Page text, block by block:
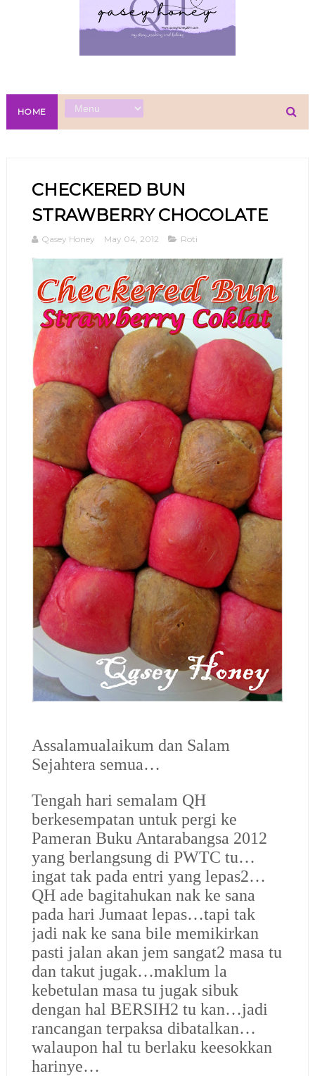
HOME
CHECKERED BUN
STRAWBERRY CHOCOLATE
Qasey Honey May 04, 2012 Roti
Assalamualaikum dan Salam
Sejahtera semua…
Tengah hari semalam QH
berkesempatan untuk pergi ke
Pameran Buku Antarabangsa 2012
yang berlangsung di PWTC tu…
ingat tak pada entri yang lepas2…
QH ade bagitahukan nak ke sana
pada hari Jumaat lepas…tapi tak
jadi nak ke sana bile memikirkan
pasti jalan akan jem sangat2 masa tu
dan takut jugak…maklum la
kebetulan masa tu jugak sibuk
dengan hal BERSIH2 tu kan…jadi
rancangan terpaksa dibatalkan…
walaupon hal tu berlaku keesokkan
harinye…